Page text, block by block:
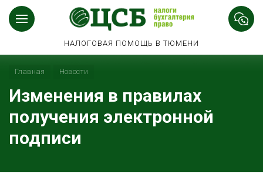
НАЛОГОВАЯ ПОМОЩЬ В ТЮМЕНИ
Главная Новости
Изменения в правилах
получения электронной
подписи